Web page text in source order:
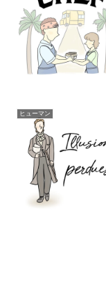
ヒューマン